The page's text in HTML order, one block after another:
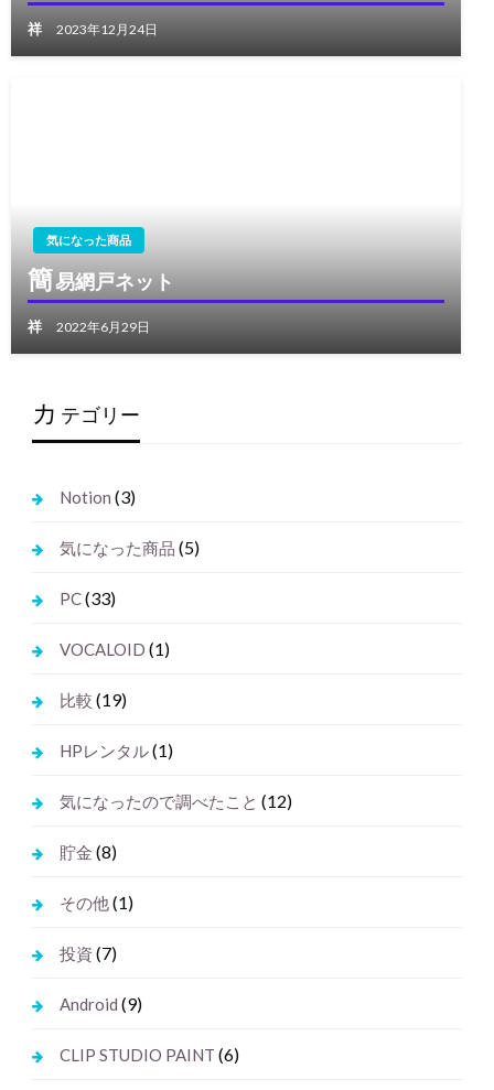
祥 2023年12月24日
気になった商品
簡易網戸ネット
祥 2022年6月29日
カ テゴリー
Notion (3)
気になった商品 (5)
PC(33)
VOCALOID (1)
比較 (19)
HPレンタル(1)
気になったので調べたこと (12)
貯金 (8)
その他(1)
投資 (7)
Android (9)
CLIP STUDIO PAINT (6)